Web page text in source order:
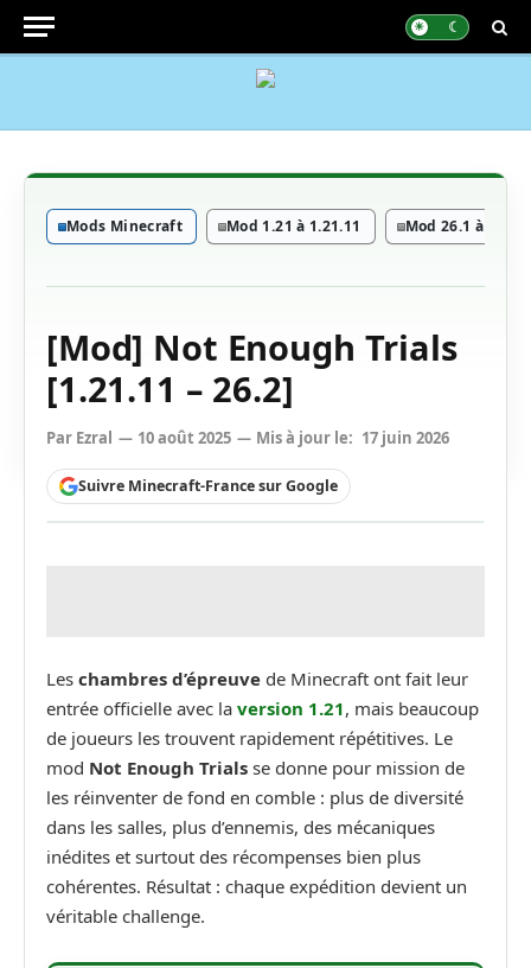
Mods Minecraft Mod 1.21 à 1.21.11 Mod 26.1 à 26.1.2
[Mod] Not Enough Trials
[1.21.11 – 26.2]
Par Ezral 10 août 2025 Mis à jour le: 17 juin 2026
Suivre Minecraft-France sur Google
Les chambres d’épreuve de Minecraft ont fait leur
entrée officielle avec la version 1.21, mais beaucoup
de joueurs les trouvent rapidement répétitives. Le
mod Not Enough Trials se donne pour mission de
les réinventer de fond en comble : plus de diversité
dans les salles, plus d’ennemis, des mécaniques
inédites et surtout des récompenses bien plus
cohérentes. Résultat : chaque expédition devient un
véritable challenge.